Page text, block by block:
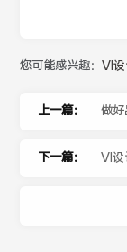
您可能感兴趣：VI
上一篇： 做
下一篇： VI设